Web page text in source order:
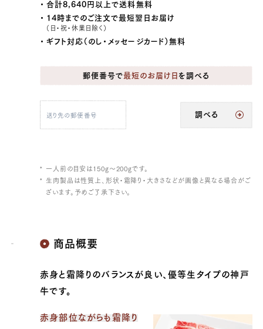
合計8,640円以上で送料無料
14時までのご注文で最短翌日お届け
（日・祝・休業日除く）
ギフト対応（のし・メッセージカード）無料
郵便番号で最短のお届け日 を調べる
調べる
一人前の目安は150g～200gです。
生肉製品は性質上、形状・霜降り・大きさなどが画像と異なる場合がご
ざいます。予めご了承下さい。
商品概要
赤身と霜降りのバランスが良い、優等生タイプの神戸
牛です。
赤身部位ながらも霜降り